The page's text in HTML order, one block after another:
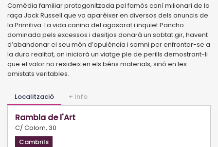
Comèdia familiar protagonitzada pel famós caní milionari de la
raça Jack Russell que va aparèixer en diversos dels anuncis de
la Primitiva. La vida canina del agosarat i inquiet Pancho
dominada pels excessos i desitjos donarà un sobtat gir, havent
d’abandonar el seu món d’opulència i somni per enfrontar-se a
la dura realitat, on iniciarà un viatge ple de perills demostrant-li
que el valor no resideix en els béns materials, sinó en les
amistats veritables.
Localització + Info
Rambla de l'Art
C/ Colom, 30
Cambrils